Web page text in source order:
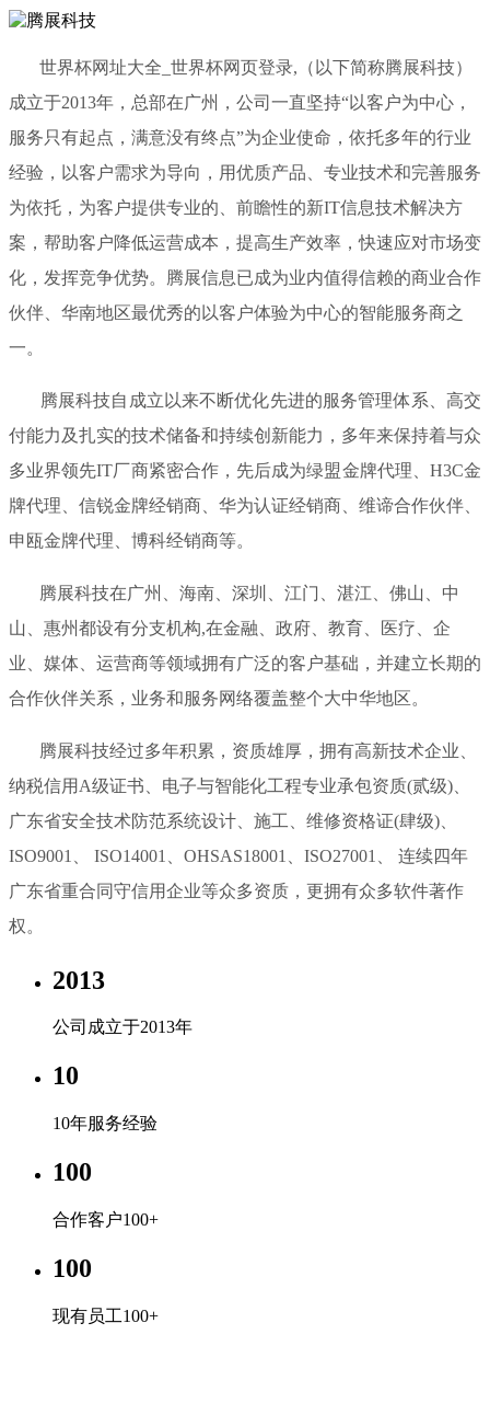
世界杯网址大全_世界杯网页登录,（以下简称腾展科技）
成立于2013年，总部在广州，公司一直坚持“以客户为中心，
服务只有起点，满意没有终点”为企业使命，依托多年的行业
经验，以客户需求为导向，用优质产品、专业技术和完善服务
为依托，为客户提供专业的、前瞻性的新IT信息技术解决方
案，帮助客户降低运营成本，提高生产效率，快速应对市场变
化，发挥竞争优势。腾展信息已成为业内值得信赖的商业合作
伙伴、华南地区最优秀的以客户体验为中心的智能服务商之
一。
腾展科技自成立以来不断优化先进的服务管理体系、高交
付能力及扎实的技术储备和持续创新能力，多年来保持着与众
多业界领先IT厂商紧密合作，先后成为绿盟金牌代理、H3C金
牌代理、信锐金牌经销商、华为认证经销商、维谛合作伙伴、
申瓯金牌代理、博科经销商等。
腾展科技在广州、海南、深圳、江门、湛江、佛山、中
山、惠州都设有分支机构,在金融、政府、教育、医疗、企
业、媒体、运营商等领域拥有广泛的客户基础，并建立长期的
合作伙伴关系，业务和服务网络覆盖整个大中华地区。
腾展科技经过多年积累，资质雄厚，拥有高新技术企业、
纳税信用A级证书、电子与智能化工程专业承包资质(贰级)、
广东省安全技术防范系统设计、施工、维修资格证(肆级)、
ISO9001、 ISO14001、OHSAS18001、ISO27001、 连续四年
广东省重合同守信用企业等众多资质，更拥有众多软件著作
权。
2013
公司成立于2013年
10
10年服务经验
100
合作客户100+
100
现有员工100+